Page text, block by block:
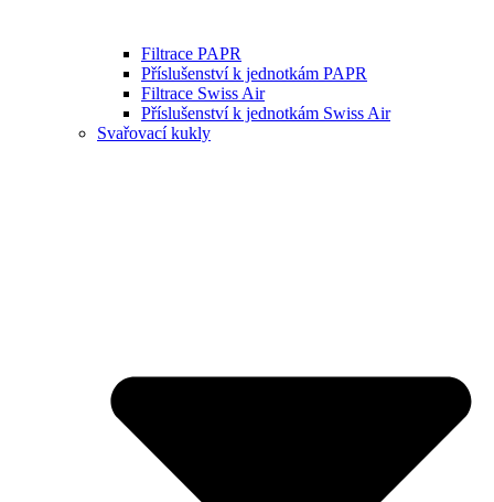
Filtrace PAPR
Příslušenství k jednotkám PAPR
Filtrace Swiss Air
Příslušenství k jednotkám Swiss Air
Svařovací kukly